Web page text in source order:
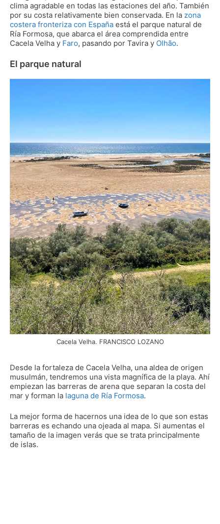
clima agradable en todas las estaciones del año. También
por su costa relativamente bien conservada. En la zona
costera fronteriza con España está el parque natural de
Ría Formosa, que abarca el área comprendida entre
Cacela Velha y Faro, pasando por Tavira y Olhão.
El parque natural
Cacela Velha. FRANCISCO LOZANO
Desde la fortaleza de Cacela Velha, una aldea de origen
musulmán, tendremos una vista magnífica de la playa. Ahí
empiezan las barreras de arena que separan la costa del
mar y forman la laguna de Ría Formosa.
La mejor forma de hacernos una idea de lo que son estas
barreras es echando una ojeada al mapa. Si aumentas el
tamaño de la imagen verás que se trata principalmente
de islas.